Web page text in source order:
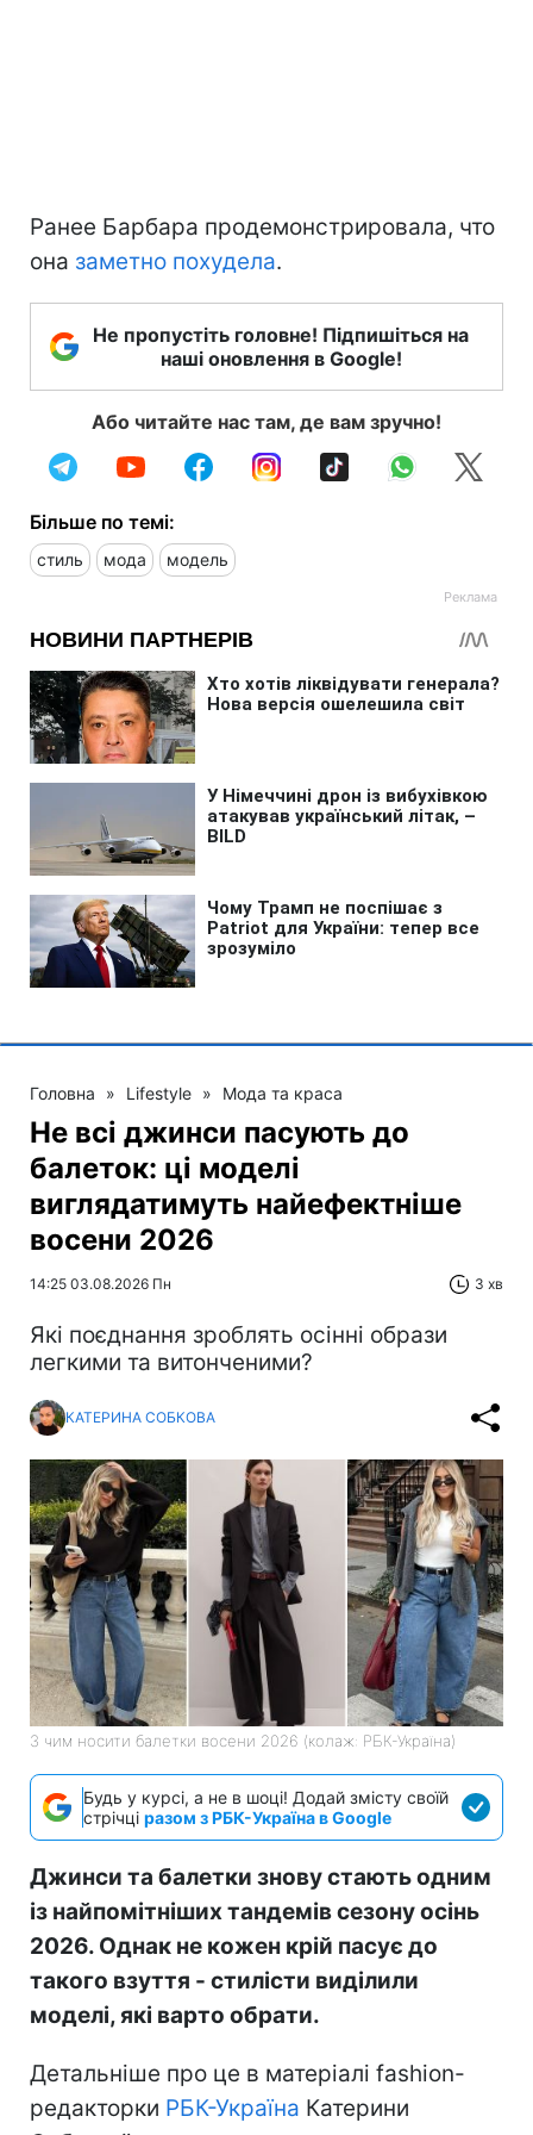
Ранее Барбара продемонстрировала, что
она заметно похудела.
Не пропустіть головне! Підпишіться на
наші оновлення в Google!
Або читайте нас там, де вам зручно!
Більше по темі:
стиль мода модель
Головна » Lifestyle » Мода та краса
Не всі джинси пасують до
балеток: ці моделі
виглядатимуть найефектніше
восени 2026
14:25 03.08.2026 Пн 3 хв
Які поєднання зроблять осінні образи
легкими та витонченими?
КАТЕРИНА СОБКОВА
З чим носити балетки восени 2026 (колаж: РБК-Україна)
Будь у курсі, а не в шоці! Додай змісту своїй
стрічці разом з РБК-Україна в Google
Джинси та балетки знову стають одним
із найпомітніших тандемів сезону осінь
2026. Однак не кожен крій пасує до
такого взуття - стилісти виділили
моделі, які варто обрати.
Детальніше про це в матеріалі fashion-
редакторки РБК-Україна Катерини